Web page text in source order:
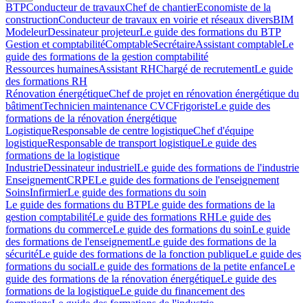
BTPConducteur de travauxChef de chantierEconomiste de la
constructionConducteur de travaux en voirie et réseaux diversBIM
ModeleurDessinateur projeteurLe guide des formations du BTP
Gestion et comptabilitéComptableSecrétaireAssistant comptableLe
guide des formations de la gestion comptabilité
Ressources humainesAssistant RHChargé de recrutementLe guide
des formations RH
Rénovation énergétiqueChef de projet en rénovation énergétique du
bâtimentTechnicien maintenance CVCFrigoristeLe guide des
formations de la rénovation énergétique
LogistiqueResponsable de centre logistiqueChef d'équipe
logistiqueResponsable de transport logistiqueLe guide des
formations de la logistique
IndustrieDessinateur industrielLe guide des formations de l'industrie
EnseignementCRPELe guide des formations de l'enseignement
SoinsInfirmierLe guide des formations du soin
Le guide des formations du BTPLe guide des formations de la
gestion comptabilitéLe guide des formations RHLe guide des
formations du commerceLe guide des formations du soinLe guide
des formations de l'enseignementLe guide des formations de la
sécuritéLe guide des formations de la fonction publiqueLe guide des
formations du socialLe guide des formations de la petite enfanceLe
guide des formations de la rénovation énergétiqueLe guide des
formations de la logistiqueLe guide du financement des